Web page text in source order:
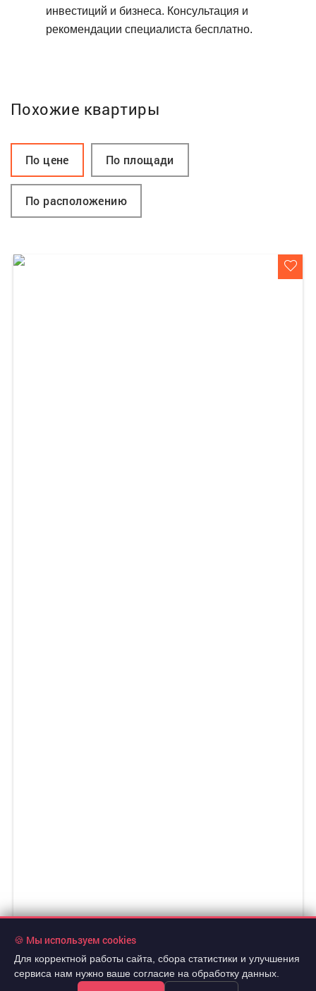
инвестиций и бизнеса. Консультация и
рекомендации специалиста бесплатно.
Похожие квартиры
По цене По площади
По расположению
🍪 Мы используем cookies
Для корректной работы сайта, сбора статистики и улучшения
сервиса нам нужно ваше согласие на обработку данных.